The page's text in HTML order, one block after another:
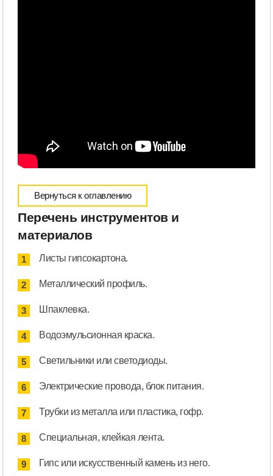
Вернуться к оглавлению
Перечень инструментов и
материалов
Листы гипсокартона.
Металлический профиль.
Шпаклевка.
Водоэмульсионная краска.
Светильники или светодиоды.
Электрические провода, блок питания.
Трубки из металла или пластика, гофр.
Специальная, клейкая лента.
Гипс или искусственный камень из него.